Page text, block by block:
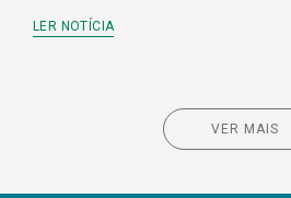
LER NOTÍCIA
VER MAIS